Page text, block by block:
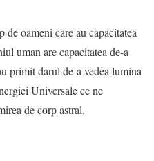
oameni care au capacitatea
uman are capacitatea de-a
primit darul de-a vedea lumina
Universale ce ne
de corp astral.